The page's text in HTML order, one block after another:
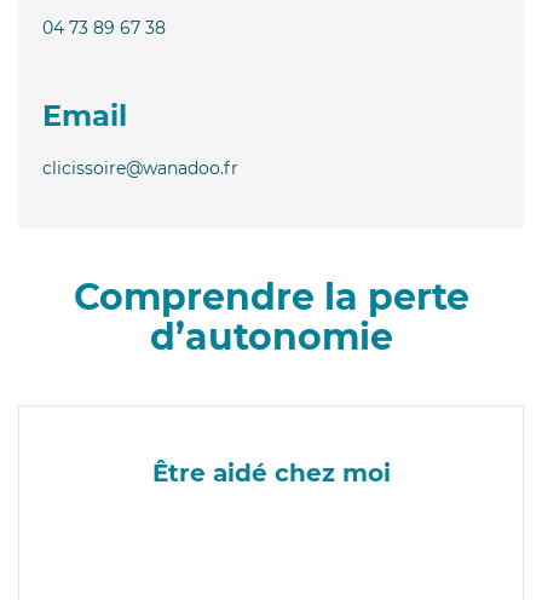
04 73 89 67 38
Email
clicissoire@wanadoo.fr
Comprendre la perte
d’autonomie
Être aidé chez moi